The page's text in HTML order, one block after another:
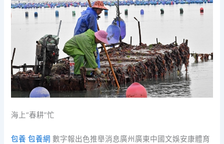
海上“春耕”忙
包養 包養網 數字報出色推舉消息廣州廣東中國文娛安康體育